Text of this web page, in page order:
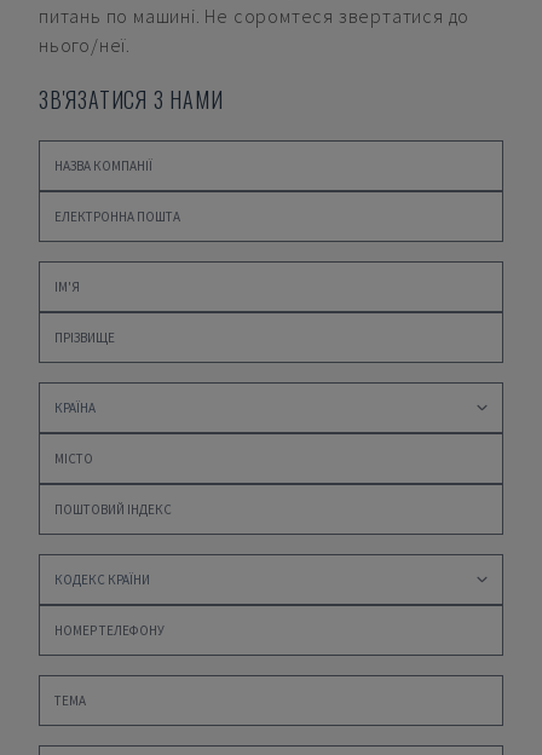
питань по машині. Не соромтеся звертатися до
нього/неї.
ЗВ'ЯЗАТИСЯ З НАМИ